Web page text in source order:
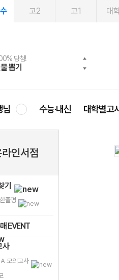
고2 고1 대
당첨!
뽑기
증정!
X 올리브
과
발
험권
생 무료혜택!
버십
페인
가나눔
님 수능·내신 대학별고
인서점
기
줄평
EVENT
사
모의고사